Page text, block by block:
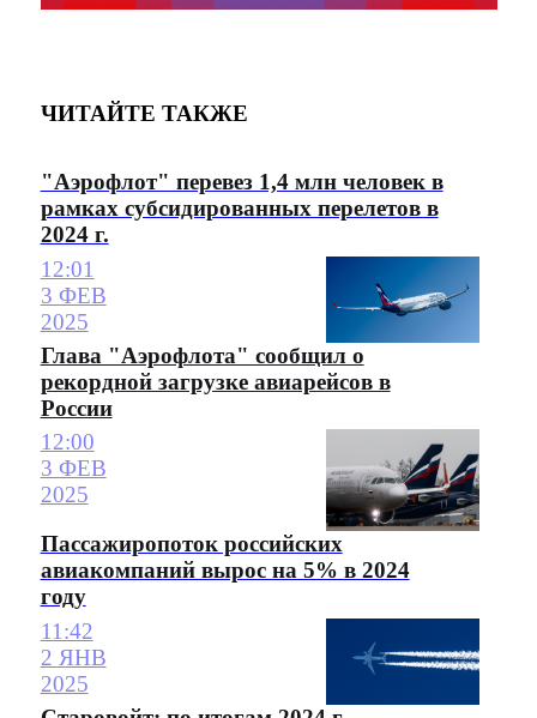
ЧИТАЙТЕ ТАКЖЕ
"Аэрофлот" перевез 1,4 млн человек в
рамках субсидированных перелетов в
2024 г.
12:01
3 ФЕВ
2025
Глава "Аэрофлота" сообщил о
рекордной загрузке авиарейсов в
России
12:00
3 ФЕВ
2025
Пассажиропоток российских
авиакомпаний вырос на 5% в 2024
году
11:42
2 ЯНВ
2025